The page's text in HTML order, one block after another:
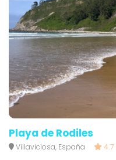
Playa de Rodiles
Villaviciosa, España 4.7